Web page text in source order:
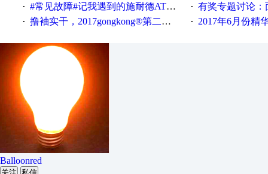
· #常见故障#记我遇到的施耐德ATV12变频器故障 · 有奖专题讨论：面对低压变
· 撸袖实干，2017gongkong®第二届智造工程师节正式起航！ · 2017年6月份精
Balloonred